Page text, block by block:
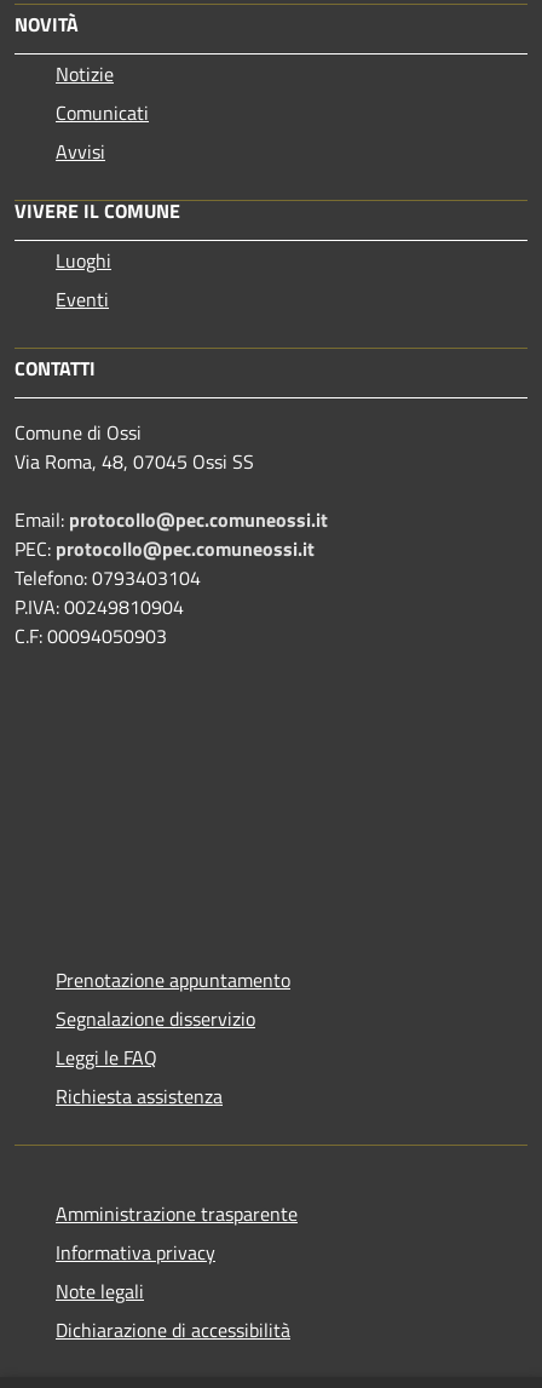
NOVITÀ
Notizie
Comunicati
Avvisi
VIVERE IL COMUNE
Luoghi
Eventi
CONTATTI
Comune di Ossi
Via Roma, 48, 07045 Ossi SS
Email: protocollo@pec.comuneossi.it
PEC: protocollo@pec.comuneossi.it
Telefono: 0793403104
P.IVA: 00249810904
C.F: 00094050903
Prenotazione appuntamento
Segnalazione disservizio
Leggi le FAQ
Richiesta assistenza
Amministrazione trasparente
Informativa privacy
Note legali
Dichiarazione di accessibilità